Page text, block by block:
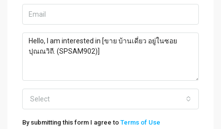
Select
By submitting this form I agree to Terms of Use